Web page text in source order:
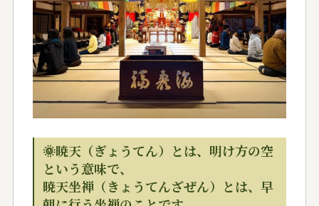
🌞暁天（ぎょうてん）とは、明け方の空
という意味で、
暁天坐禅（きょうてんざぜん）とは、早